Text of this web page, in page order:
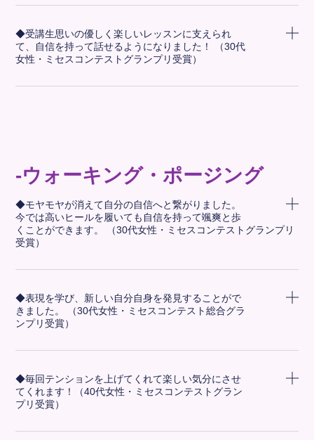
◆受講生思いの優しく楽しいレッスンに支えられ
て、自信を持って話せるようになりました！ （30代
女性・ミセスコンテストグランプリ受賞）
-ウォーキング・ポージング
◆モヤモヤが消えて自分の自信へと繋がりました。
今では高いヒールを履いても自信を持って颯爽と歩
くことができます。 （30代女性・ミセスコンテストグランプリ
受賞）
◆表現を学び、新しい自分自身を発見することがで
きました。 （30代女性・ミセスコンテスト総合グラ
ンプリ受賞）
◆毎回テンションを上げてくれて楽しい気分にさせ
てくれます！（40代女性・ミセスコンテストグラン
プリ受賞）